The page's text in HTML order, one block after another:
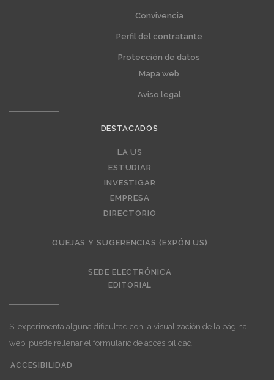
Convivencia
Perfil del contratante
Protección de datos
Mapa web
Aviso legal
DESTACADOS
LA US
ESTUDIAR
INVESTIGAR
EMPRESA
DIRECTORIO
QUEJAS Y SUGERENCIAS (EXPÓN US)
SEDE ELECTRÓNICA
EDITORIAL
Si experimenta alguna dificultad con la visualización de la página
web, puede rellenar el formulario de accesibilidad
ACCESIBILIDAD